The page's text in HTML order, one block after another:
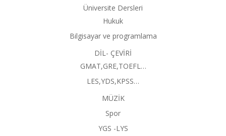
Üniversite Dersleri
Hukuk
Bilgisayar ve programlama
DİL- ÇEVİRİ
GMAT,GRE,TOEFL…
LES,YDS,KPSS…
MÜZİK
Spor
YGS -LYS